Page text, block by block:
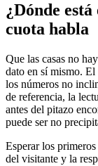
¿Dónde
cuota habla
Que las casas no
dato en sí mismo. El
los números no
de referencia, la
antes del pitazo
puede ser no
Esperar los
del visitante y la